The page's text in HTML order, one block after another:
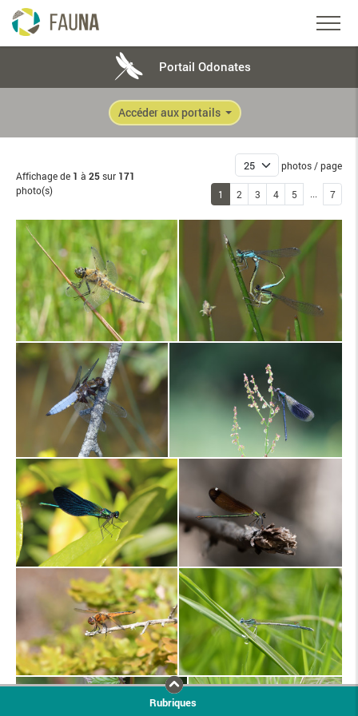
Portail Odonates
Accéder aux portails
Affichage de 1 à 25sur 171
photo(s)
photos / page
1 2 3 4 5 ... 7
Rubriques